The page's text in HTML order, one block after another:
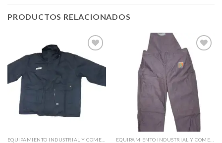
PRODUCTOS RELACIONADOS
Añadir
a la
deseos
Añadir
lista de
deseos